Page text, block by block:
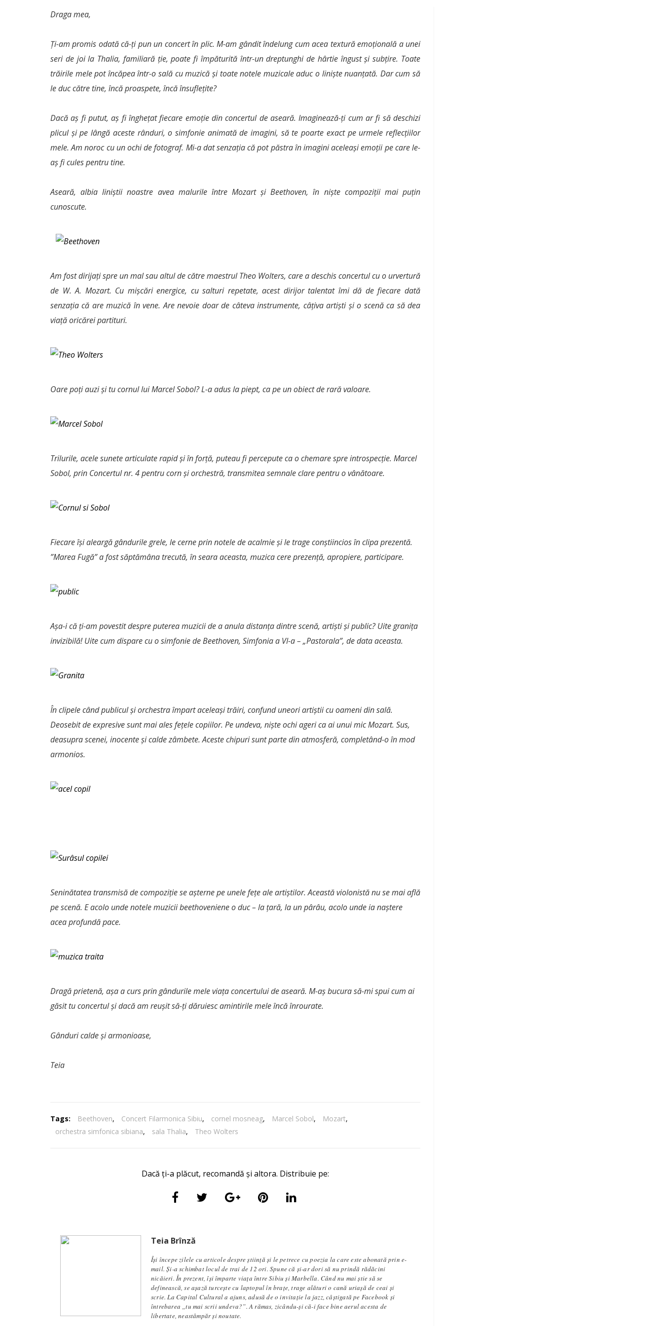
Draga mea,
Ți-am promis odată că-ți pun un concert în plic. M-am gândit îndelung cum acea textură emoțională a unei
seri de joi la Thalia, familiară ție, poate fi împăturită într-un dreptunghi de hârtie îngust și subțire. Toate
trăirile mele pot încăpea într-o sală cu muzică și toate notele muzicale aduc o liniște nuanțată. Dar cum să
le duc către tine, încă proaspete, încă însuflețite?
Dacă aș fi putut, aș fi înghețat fiecare emoție din concertul de aseară. Imaginează-ți cum ar fi să deschizi
plicul și pe lângă aceste rânduri, o simfonie animată de imagini, să te poarte exact pe urmele reflecțiilor
mele. Am noroc cu un ochi de fotograf. Mi-a dat senzația că pot păstra în imagini aceleași emoții pe care le-
aș fi cules pentru tine.
Aseară, albia liniștii noastre avea malurile între Mozart și Beethoven, în niște compoziții mai puțin
cunoscute.
Am fost dirijați spre un mal sau altul de către maestrul Theo Wolters, care a deschis concertul cu o urvertură
de W. A. Mozart. Cu mișcări energice, cu salturi repetate, acest dirijor talentat îmi dă de fiecare dată
senzația că are muzică în vene. Are nevoie doar de câteva instrumente, câțiva artiști și o scenă ca să dea
viață oricărei partituri.
Oare poți auzi și tu cornul lui Marcel Sobol? L-a adus la piept, ca pe un obiect de rară valoare.
Trilurile, acele sunete articulate rapid și în forță, puteau fi percepute ca o chemare spre introspecție. Marcel
Sobol, prin Concertul nr. 4 pentru corn și orchestră, transmitea semnale clare pentru o vânătoare.
Fiecare își aleargă gândurile grele, le cerne prin notele de acalmie și le trage conștiincios în clipa prezentă.
”Marea Fugă” a fost săptămâna trecută, în seara aceasta, muzica cere prezență, apropiere, participare.
Așa-i că ți-am povestit despre puterea muzicii de a anula distanța dintre scenă, artiști și public? Uite granița
invizibilă! Uite cum dispare cu o simfonie de Beethoven, Simfonia a VI-a – „Pastorala”, de data aceasta.
În clipele când publicul și orchestra împart aceleași trăiri, confund uneori artiștii cu oameni din sală.
Deosebit de expresive sunt mai ales fețele copiilor. Pe undeva, niște ochi ageri ca ai unui mic Mozart. Sus,
deasupra scenei, inocente și calde zâmbete. Aceste chipuri sunt parte din atmosferă, completând-o în mod
armonios.
Seninătatea transmisă de compoziție se așterne pe unele fețe ale artiștilor. Această violonistă nu se mai află
pe scenă. E acolo unde notele muzicii beethoveniene o duc – la țară, la un pârâu, acolo unde ia naștere
acea profundă pace.
Dragă prietenă, așa a curs prin gândurile mele viața concertului de aseară. M-aș bucura să-mi spui cum ai
găsit tu concertul și dacă am reușit să-ți dăruiesc amintirile mele încă înrourate.
Gânduri calde și armonioase,
Teia
Tags: Beethoven, Concert Filarmonica Sibiu, cornel mosneag, Marcel Sobol, Mozart,
orchestra simfonica sibiana, sala Thalia, Theo Wolters
Dacă ți-a plăcut, recomandă și altora. Distribuie pe:
Teia Brînză
Își începe zilele cu articole despre știință și le petrece cu poezia la care este abonată prin e-
mail. Și-a schimbat locul de trai de 12 ori. Spune că și-ar dori să nu prindă rădăcini
nicăieri. În prezent, își împarte viața între Sibiu și Marbella. Când nu mai știe să se
definească, se aşază turcește cu laptopul în brațe, trage alături o cană uriașă de ceai și
scrie. La Capital Cultural a ajuns, adusă de o invitație la jazz, câștigată pe Facebook și
întrebarea „tu mai scrii undeva?”. A rămas, zicându-și că-i face bine aerul acesta de
libertate, neastâmpăr și noutate.